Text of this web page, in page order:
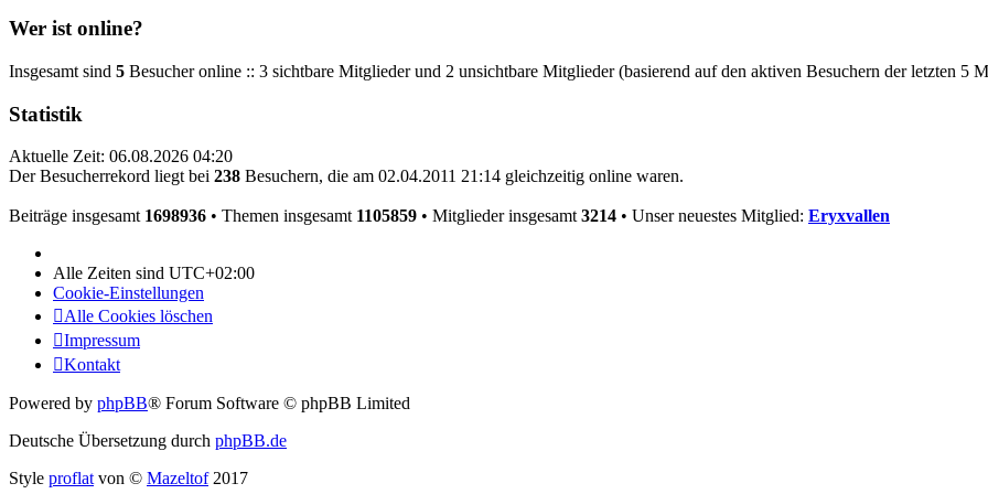
Wer ist online?
Insgesamt sind 5 Besucher online :: 3 sichtbare Mitglieder und 2 unsichtbare Mitglieder (basierend auf den aktiven Besuchern der letzten 5
Statistik
Aktuelle Zeit: 06.08.2026 04:20
Der Besucherrekord liegt bei 238 Besuchern, die am 02.04.2011 21:14 gleichzeitig online waren.
Beiträge insgesamt 1698936 • Themen insgesamt 1105859 • Mitglieder insgesamt 3214 • Unser neuestes Mitglied: Eryxvallen
Alle Zeiten sind UTC+02:00
Cookie-Einstellungen
Alle Cookies löschen
Impressum
Kontakt
Powered by phpBB® Forum Software © phpBB Limited
Deutsche Übersetzung durch phpBB.de
Style proflat von © Mazeltof2017